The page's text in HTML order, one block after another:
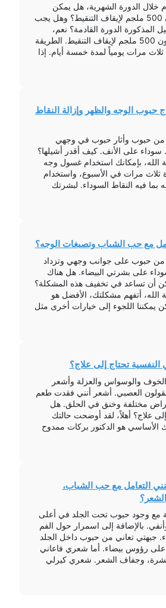
خلال الدورة الشهرية، هل يمكن
استخدام دواء دافلون 500 ملجم لإيقاف التنقيط؟ وهل يجب
المذكورة الدورة القادمة؟ نعم،
يمكنك استخدام دافلون 500 ملجم لإيقاف التنقيط. الطريقة
مرات يومياً لمدة خمسة أيام. إذا
حبوب الوجه والظهر وإزالة النقاط
من حبوب وأثار حبوب في وجهي
على الأنف. كيف أقدر أشيلها؟
الله، بإمكانك استخدام غسول وجه
ثلاث مرات في الأسبوع، واستخدام
فيه النقاط السوداء. لبشرتك
مع حب الشباب وتصبغات الوجه؟
من حبوب على جوانب وجهي وتزداد
سوداء على بشرتي البيضاء. هل هناك
أن تساعد في تخفيف هذه المشكلة؟
الله، أتفهم مشكلتك، الأفضل هو
يمكننا اللجوء إلى خيارات أخرى مثل
تحتاج إلى علاج؟
الخوف والوسواس والعزلة وأشعر
العصبي. أشعر أنني فقدت طعم
مختلفة وخنق في الحلق. هل
علاج؟ أهلاً، لقد أوضحت حالتك
الأساسي هو الدكتور بركات ممدوح
شائعة […]
التعامل مع حب الشباب،
مع وجود حبوب تحت الجلد في أعلى
بالإضافة إلى اسمرار حول الفم
جبهتي تعاني من حبوب داخل الجلد
على رؤوس بيضاء. أما شعري فاعاني
وجفاف الشعر. شعري كيرلي